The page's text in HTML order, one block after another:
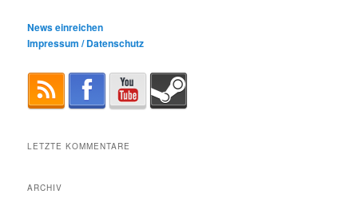
News einreichen
Impressum / Datenschutz
LETZTE KOMMENTARE
ARCHIV